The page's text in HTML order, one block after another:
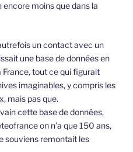
encore moins que dans la
un contact avec un
une base de données en
tout ce qui figurait
imaginables, y compris les
mais pas que.
cette base de données,
on n’a que 150 ans,
souviens remontait les